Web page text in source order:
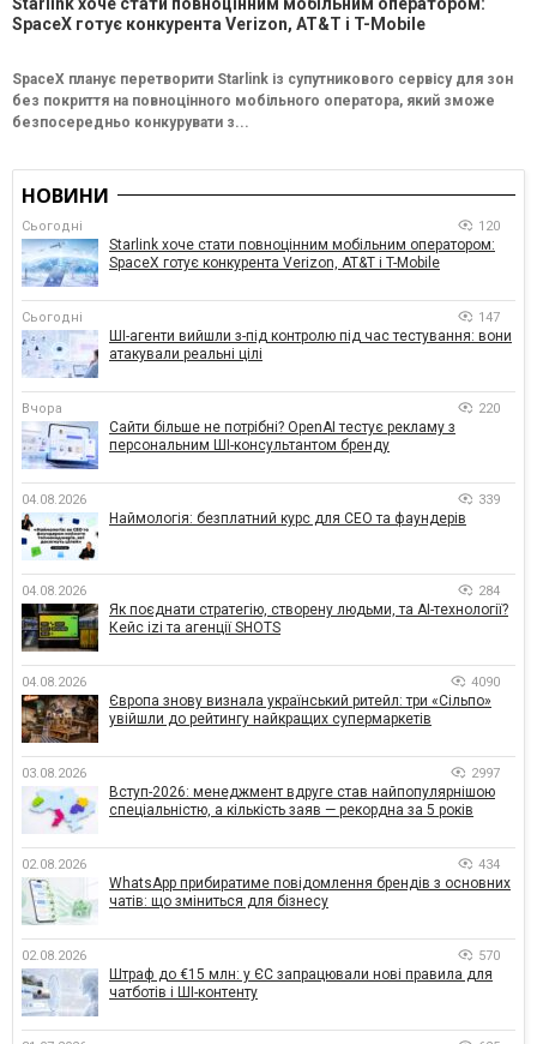
SpaceX готує конкурента Verizon, AT&T і T-Mobile
SpaceX планує перетворити Starlink із супутникового сервісу для зон
без покриття на повноцінного мобільного оператора, який зможе
безпосередньо конкурувати з...
НОВИНИ
Сьогодні 120
Starlink хоче стати повноцінним мобільним оператором:
SpaceX готує конкурента Verizon, AT&T і T-Mobile
Сьогодні 147
ШІ-агенти вийшли з-під контролю під час тестування: вони
атакували реальні цілі
Вчора 220
Сайти більше не потрібні? OpenAI тестує рекламу з
персональним ШІ-консультантом бренду
04.08.2026 339
Наймологія: безплатний курс для CEO та фаундерів
04.08.2026 284
Як поєднати стратегію, створену людьми, та AI-технології?
Кейс izi та агенції SHOTS
04.08.2026 4090
Європа знову визнала український ритейл: три «Сільпо»
увійшли до рейтингу найкращих супермаркетів
03.08.2026 2997
Вступ-2026: менеджмент вдруге став найпопулярнішою
спеціальністю, а кількість заяв — рекордна за 5 років
02.08.2026 434
WhatsApp прибиратиме повідомлення брендів з основних
чатів: що зміниться для бізнесу
02.08.2026 570
Штраф до €15 млн: у ЄС запрацювали нові правила для
чатботів і ШІ-контенту